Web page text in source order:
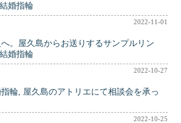
婚指輪
2022-11-01
。屋久島からお送りするサンプルリン
婚指輪
2022-10-27
輪, 屋久島のアトリエにて相談会を承っ
2022-10-25